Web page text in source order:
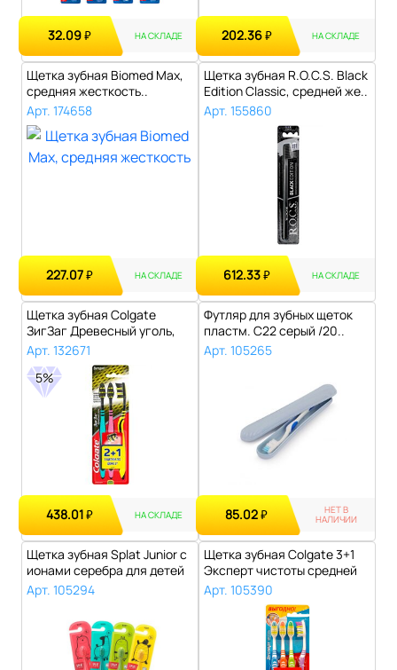
32.09₽ НА СКЛАДЕ 202.36₽ НА СКЛАДЕ
Щетка зубная Biomed Max,
средняя жесткость..
Арт. 174658
227.07₽ НА СКЛАДЕ
Щетка зубная R.O.C.S. Black
Edition Classic, средней же..
Арт. 155860
612.33₽ НА СКЛАДЕ
Щетка зубная Colgate
ЗигЗаг Древесный уголь,
2+1 шт..
Арт. 132671
5%
438.01₽ НА СКЛАДЕ
Футляр для зубных щеток
пластм. С22 серый /20..
Арт. 105265
85.02₽ НЕТ В
НАЛИЧИИ
Щетка зубная Splat Junior с
ионами серебра для детей
от..
Арт. 105294
Щетка зубная Colgate 3+1
Эксперт чистоты средней
жестко..
Арт. 105390